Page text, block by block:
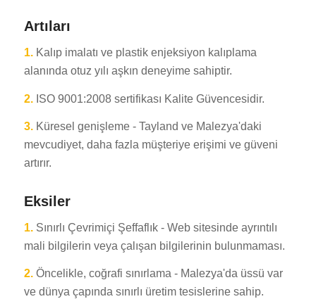
Artıları
1. Kalıp imalatı ve plastik enjeksiyon kalıplama
alanında otuz yılı aşkın deneyime sahiptir.
2. ISO 9001:2008 sertifikası Kalite Güvencesidir.
3. Küresel genişleme - Tayland ve Malezya'daki
mevcudiyet, daha fazla müşteriye erişimi ve güveni
artırır.
Eksiler
1. Sınırlı Çevrimiçi Şeffaflık - Web sitesinde ayrıntılı
mali bilgilerin veya çalışan bilgilerinin bulunmaması.
2. Öncelikle, coğrafi sınırlama - Malezya'da üssü var
ve dünya çapında sınırlı üretim tesislerine sahip.